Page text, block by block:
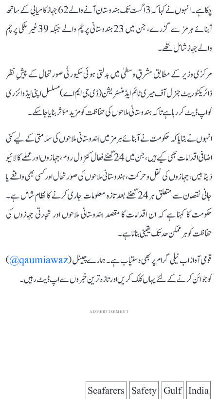
چکا ہے۔ انہوں نے کہا کہ 3 اگست تک ہندوستان آنے والے 62 جہاز کامیابی کے ساتھ
آبنائے ہرمز سے گزرے، جن میں 23 ہندوستانی پرچم والے جبکہ 39 غیر ملکی پرچم
والے جہاز شامل تھے۔
مرکزی وزیر کے مطابق مشرقِ وسطیٰ میں بدلتی ہوئی سکیورٹی صورتحال کے پیشِ نظر
ڈائریکٹوریٹ جنرل آف میری ٹائم ایڈمنسٹریشن (ڈی جی ایم اے) مسلسل اپنی ایڈوائزری
کو اپ ڈیٹ کر رہا ہے تاکہ ہندوستانی ملاحوں کی حفاظت کو مزید مؤثر بنایا جا سکے۔
انہوں نے بتایا کہ حکومت نے آبنائے ہرمز میں ہندوستانی ملاحوں کی سلامتی کے لیے کئی
اضافی اقدامات بھی کیے ہیں، جن میں 24 گھنٹے فعال کنٹرول روم، جہازوں اور عملے کا لائیو
ڈیٹا بیس، جہازوں کی نقل و حرکت، ہندوستانی ملاحوں کی صورتحال اور کسی بھی واقعے یا
جانی نقصان سے متعلق ہر 24 گھنٹے بعد تازہ معلومات جاری کرنے کا نظام شامل ہے۔
حکومت کا کہنا ہے کہ ان اقدامات کا مقصد ہندوستانی ملاحوں اور تجارتی جہازوں کی
حفاظت کو ہر ممکن حد تک یقینی بنانا ہے۔
قومی آواز اب ٹیلی گرام پر بھی دستیاب ہے۔ ہمارے چینل (qaumiawaz@
)
کو جوائن کرنے کے لئے یہاں کلک کریں اور تازہ ترین خبروں سے اپ ڈیٹ رہیں۔
ADVERTISEMENT
India
Gulf
Safety
Seafarers